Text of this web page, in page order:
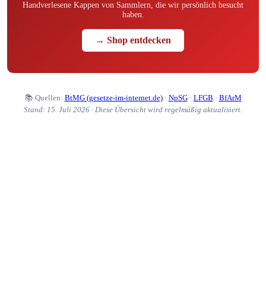
Handverlesene Kappen von Sammlern, die wir persönlich besucht
haben.
→ Shop entdecken
📚 Quellen: BtMG (gesetze-im-internet.de)· NpSG· LFGB · BfArM
Stand: 15. Juli 2026 · Diese Übersicht wird regelmäßig aktualisiert.